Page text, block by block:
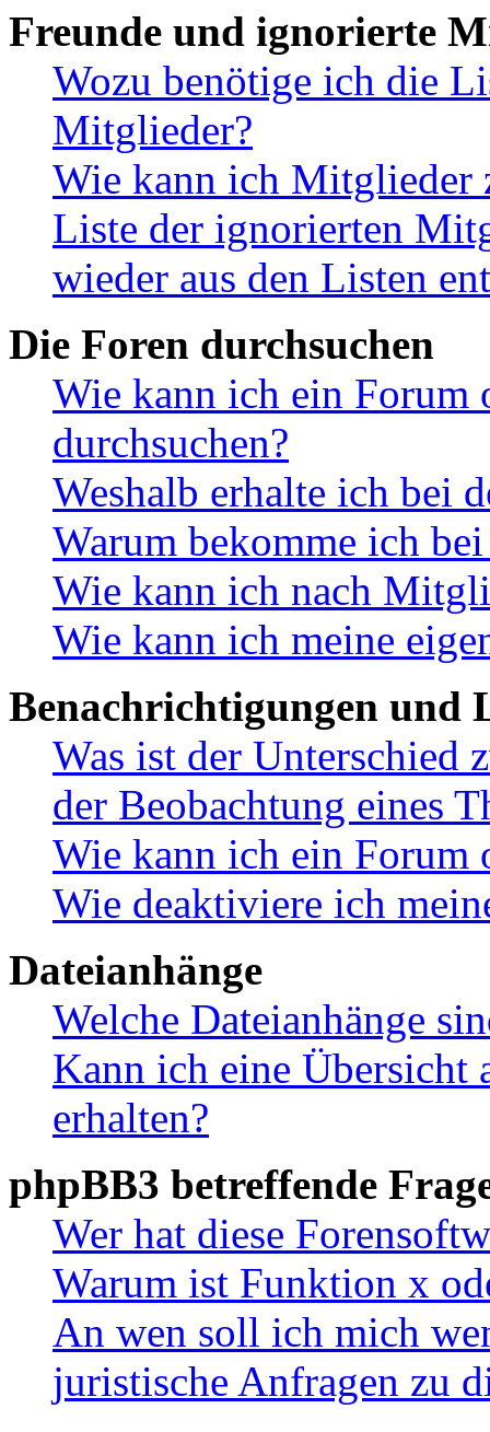
Freunde und ignorierte
Wozu benötige ich die
Mitglieder?
Wie kann ich Mitglieder
Liste der ignorierten
wieder aus den Listen
Die Foren durchsuchen
Wie kann ich ein Forum
durchsuchen?
Weshalb erhalte ich bei
Warum bekomme ich
Wie kann ich nach
Wie kann ich meine
Benachrichtigungen und
Was ist der Unterschied
der Beobachtung eines
Wie kann ich ein Forum
Wie deaktiviere ich
Dateianhänge
Welche Dateianhänge
Kann ich eine Übersicht
erhalten?
phpBB3 betreffende
Wer hat diese
Warum ist Funktion x
An wen soll ich mich
juristische Anfragen zu